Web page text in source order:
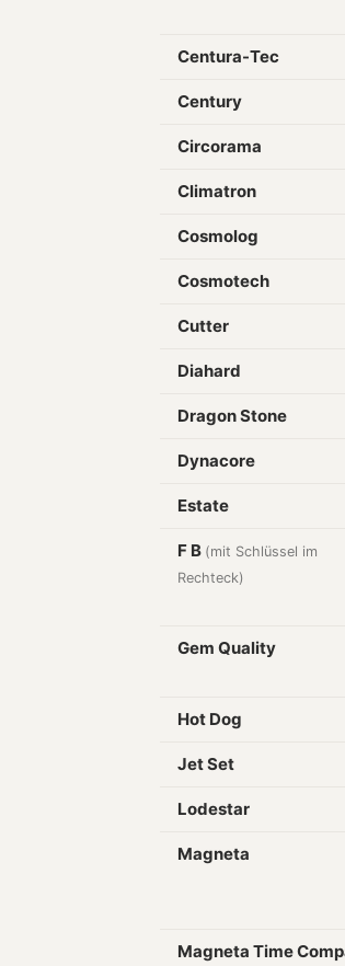
Centura-Tec
Century
Circorama
Climatron
Cosmolog
Cosmotech
Cutter
Diahard
Dragon Stone
Dynacore
Estate
F B (mit Schlüssel im
Rechteck)
Gem Quality
Hot Dog
Jet Set
Lodestar
Magneta
Magneta Time